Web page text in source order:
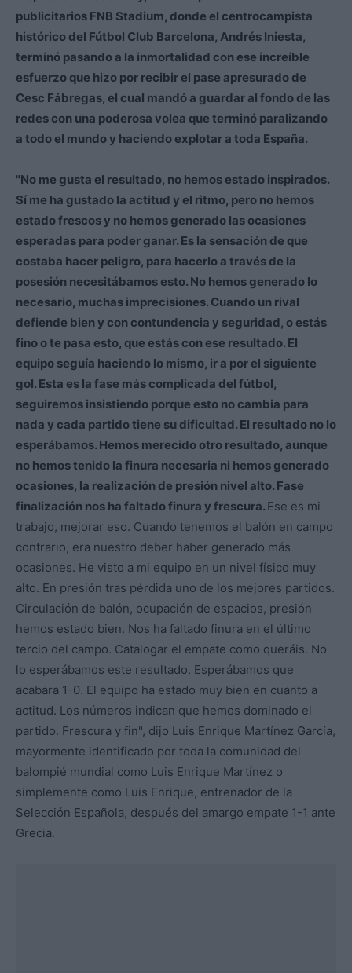
publicitarios FNB Stadium, donde el centrocampista
histórico del Fútbol Club Barcelona, Andrés Iniesta,
terminó pasando a la inmortalidad con ese increíble
esfuerzo que hizo por recibir el pase apresurado de
Cesc Fábregas, el cual mandó a guardar al fondo de las
redes con una poderosa volea que terminó paralizando
a todo el mundo y haciendo explotar a toda España.
"No me gusta el resultado, no hemos estado inspirados.
Sí me ha gustado la actitud y el ritmo, pero no hemos
estado frescos y no hemos generado las ocasiones
esperadas para poder ganar. Es la sensación de que
costaba hacer peligro, para hacerlo a través de la
posesión necesitábamos esto. No hemos generado lo
necesario, muchas imprecisiones. Cuando un rival
defiende bien y con contundencia y seguridad, o estás
fino o te pasa esto, que estás con ese resultado. El
equipo seguía haciendo lo mismo, ir a por el siguiente
gol. Esta es la fase más complicada del fútbol,
seguiremos insistiendo porque esto no cambia para
nada y cada partido tiene su dificultad. El resultado no lo
esperábamos. Hemos merecido otro resultado, aunque
no hemos tenido la finura necesaria ni hemos generado
ocasiones, la realización de presión nivel alto. Fase
finalización nos ha faltado finura y frescura. Ese es mi
trabajo, mejorar eso. Cuando tenemos el balón en campo
contrario, era nuestro deber haber generado más
ocasiones. He visto a mi equipo en un nivel físico muy
alto. En presión tras pérdida uno de los mejores partidos.
Circulación de balón, ocupación de espacios, presión
hemos estado bien. Nos ha faltado finura en el último
tercio del campo. Catalogar el empate como queráis. No
lo esperábamos este resultado. Esperábamos que
acabara 1-0. El equipo ha estado muy bien en cuanto a
actitud. Los números indican que hemos dominado el
partido. Frescura y fin", dijo Luis Enrique Martínez García,
mayormente identificado por toda la comunidad del
balompié mundial como Luis Enrique Martínez o
simplemente como Luis Enrique, entrenador de la
Selección Española, después del amargo empate 1-1 ante
Grecia.